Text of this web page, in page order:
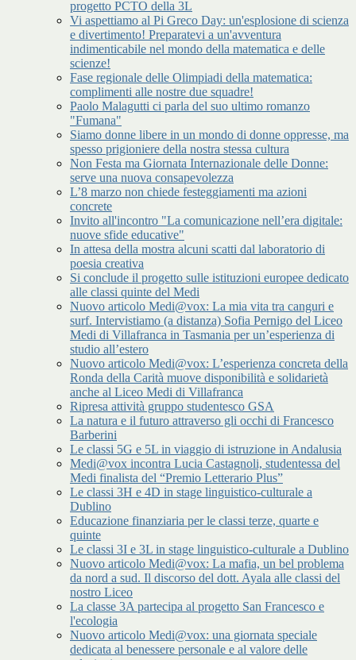
progetto PCTO della 3L
Vi aspettiamo al Pi Greco Day: un'esplosione di scienza
e divertimento! Preparatevi a un'avventura
indimenticabile nel mondo della matematica e delle
scienze!
Fase regionale delle Olimpiadi della matematica:
complimenti alle nostre due squadre!
Paolo Malagutti ci parla del suo ultimo romanzo
"Fumana"
Siamo donne libere in un mondo di donne oppresse, ma
spesso prigioniere della nostra stessa cultura
Non Festa ma Giornata Internazionale delle Donne:
serve una nuova consapevolezza
L’8 marzo non chiede festeggiamenti ma azioni
concrete
Invito all'incontro "La comunicazione nell’era digitale:
nuove sfide educative"
In attesa della mostra alcuni scatti dal laboratorio di
poesia creativa
Si conclude il progetto sulle istituzioni europee dedicato
alle classi quinte del Medi
Nuovo articolo Medi@vox: La mia vita tra canguri e
surf. Intervistiamo (a distanza) Sofia Pernigo del Liceo
Medi di Villafranca in Tasmania per un’esperienza di
studio all’estero
Nuovo articolo Medi@vox: L’esperienza concreta della
Ronda della Carità muove disponibilità e solidarietà
anche al Liceo Medi di Villafranca
Ripresa attività gruppo studentesco GSA
La natura e il futuro attraverso gli occhi di Francesco
Barberini
Le classi 5G e 5L in viaggio di istruzione in Andalusia
Medi@vox incontra Lucia Castagnoli, studentessa del
Medi finalista del “Premio Letterario Plus”
Le classi 3H e 4D in stage linguistico-culturale a
Dublino
Educazione finanziaria per le classi terze, quarte e
quinte
Le classi 3I e 3L in stage linguistico-culturale a Dublino
Nuovo articolo Medi@vox: La mafia, un bel problema
da nord a sud. Il discorso del dott. Ayala alle classi del
nostro Liceo
La classe 3A partecipa al progetto San Francesco e
l'ecologia
Nuovo articolo Medi@vox: una giornata speciale
dedicata al benessere personale e al valore delle